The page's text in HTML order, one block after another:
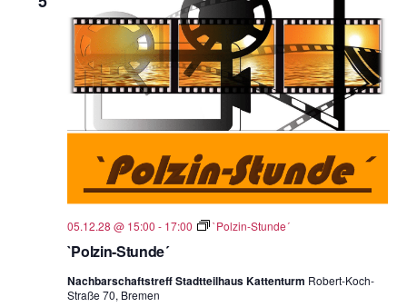
`Polzin-Stunde´
05.12.28 @ 15:00 - 17:00 `Polzin-Stunde´
Nachbarschaftstreff Stadtteilhaus Kattenturm Robert-Koch-
Straße 70, Bremen